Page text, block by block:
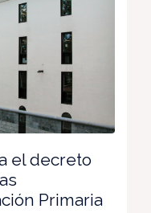
el decreto
Primaria